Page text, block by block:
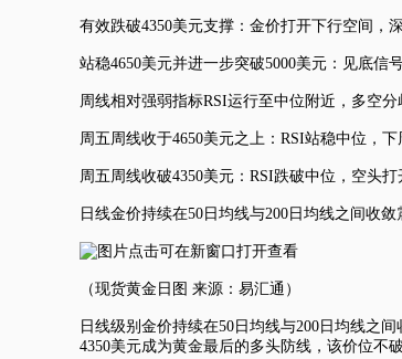
有效跌破4350美元支撑：金价打开下行空间，
站稳4650美元并进一步突破5000美元：见底信
周线相对强弱指标RSI运行至中位附近，多空
周五周线收于4650美元之上：RSI站稳中位，下
周五周线收破4350美元：RSI跌破中位，空头
日线金价持续在50日均线与200日均线之间收敛
（现货黄金 日图 来源：易汇通）
日线级别金价持续在50日均线与200日均线之
4350美元成为黄金最后的多头防线，该价位不